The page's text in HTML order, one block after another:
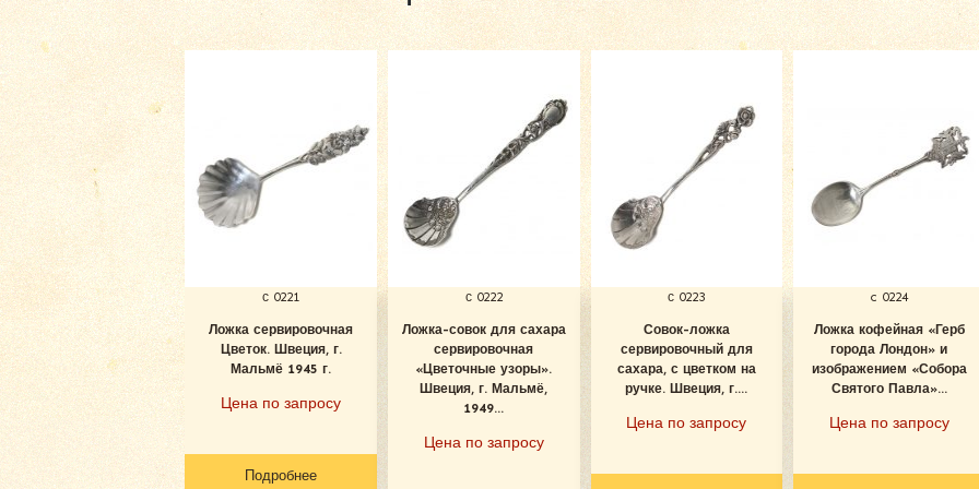
с 0221
Ложка сервировочная
Цветок. Швеция, г.
Мальмё 1945 г.
Цена по запросу
Подробнее
с 0222
Ложка-совок для сахара
сервировочная
«Цветочные узоры».
Швеция, г. Мальмё,
1949...
Цена по запросу
с 0223
Совок-ложка
сервировочный для
сахара, с цветком на
ручке. Швеция, г....
Цена по запросу
c 0224
Ложка кофейная «Герб
города Лондон» и
изображением «Собора
Святого Павла»...
Цена по запросу